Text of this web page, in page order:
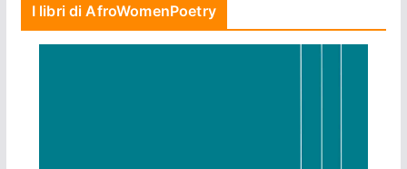
I libri di AfroWomenPoetry